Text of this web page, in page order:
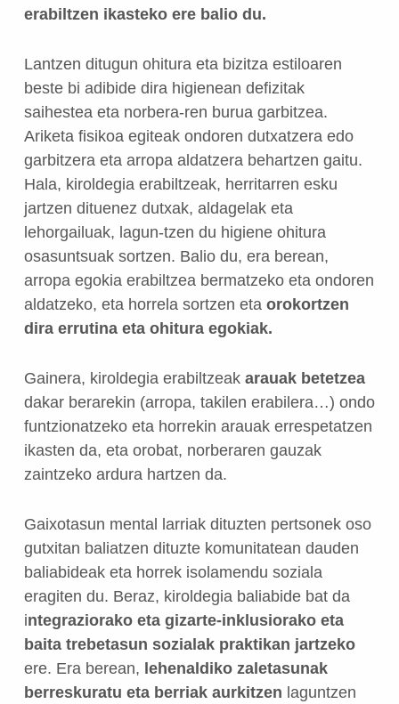
erabiltzen ikasteko ere balio du.
Lantzen ditugun ohitura eta bizitza estiloaren
beste bi adibide dira higienean defizitak
saihestea eta norbera-ren burua garbitzea.
Ariketa fisikoa egiteak ondoren dutxatzera edo
garbitzera eta arropa aldatzera behartzen gaitu.
Hala, kiroldegia erabiltzeak, herritarren esku
jartzen dituenez dutxak, aldagelak eta
lehorgailuak, lagun-tzen du higiene ohitura
osasuntsuak sortzen. Balio du, era berean,
arropa egokia erabiltzea bermatzeko eta ondoren
aldatzeko, eta horrela sortzen eta orokortzen
dira errutina eta ohitura egokiak.
Gainera, kiroldegia erabiltzeak arauak betetzea
dakar berarekin (arropa, takilen erabilera…) ondo
funtzionatzeko eta horrekin arauak errespetatzen
ikasten da, eta orobat, norberaren gauzak
zaintzeko ardura hartzen da.
Gaixotasun mental larriak dituzten pertsonek oso
gutxitan baliatzen dituzte komunitatean dauden
baliabideak eta horrek isolamendu soziala
eragiten du. Beraz, kiroldegia baliabide bat da
integraziorako eta gizarte-inklusiorako eta
baita trebetasun sozialak praktikan jartzeko
ere. Era berean, lehenaldiko zaletasunak
berreskuratu eta berriak aurkitzen laguntzen